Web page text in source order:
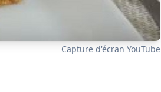
Capture d'écran YouTube